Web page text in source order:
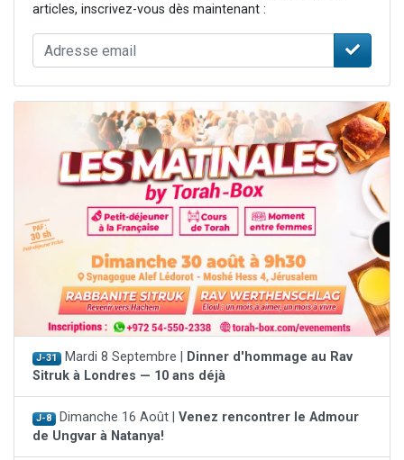
articles, inscrivez-vous dès maintenant :
J-31 Mardi 8 Septembre |
Dinner d'hommage au Rav
Sitruk à Londres — 10 ans déjà
J-8 Dimanche 16 Août | Venez rencontrer le Admour
de Ungvar à Natanya!